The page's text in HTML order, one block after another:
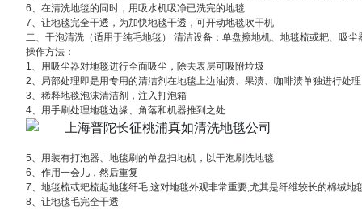
6、在清洗地毯的同时，用吸水机吸净已洗完的地毯
7、让地毯完全干透，为加快地毯干透，可开动地毯吹干机
二、干泡清洗（适用于纯毛地毯） 清洁设备：单盘擦地机、地毯梳或耙、吸
操作方法：
1、用吸尘器对地毯进行全面吸尘，除去表层可吸附垃圾
2、局部处理即是用专用的清洁剂在地毯上边油渍、果渍、咖啡渍单独进行处理
3、稀释地毯泡沫清洁剂，注入打泡箱
4、用手刷处理地毯边缘、角落和机器推到之处
5、用装有打泡器、地毯刷的单盘扫地机，以干泡刷洗地毯
6、作用一会儿，然后重复
7、地毯梳或耙梳起地毯纤毛,这对地毯外观非常重要,尤其是纤维较长的棉绒地
8、让地毯毛完全干透